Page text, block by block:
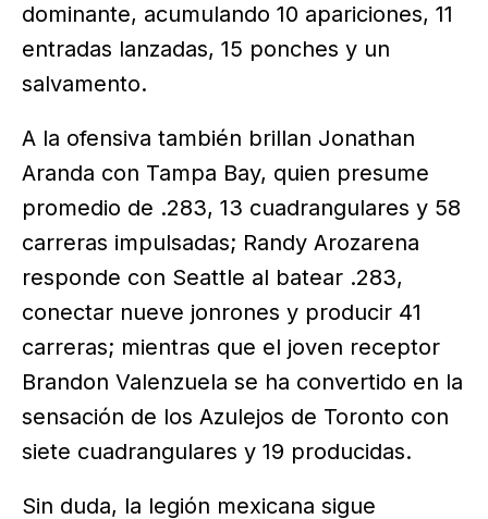
dominante, acumulando 10 apariciones, 11
entradas lanzadas, 15 ponches y un
salvamento.
A la ofensiva también brillan Jonathan
Aranda con Tampa Bay, quien presume
promedio de .283, 13 cuadrangulares y 58
carreras impulsadas; Randy Arozarena
responde con Seattle al batear .283,
conectar nueve jonrones y producir 41
carreras; mientras que el joven receptor
Brandon Valenzuela se ha convertido en la
sensación de los Azulejos de Toronto con
siete cuadrangulares y 19 producidas.
Sin duda, la legión mexicana sigue